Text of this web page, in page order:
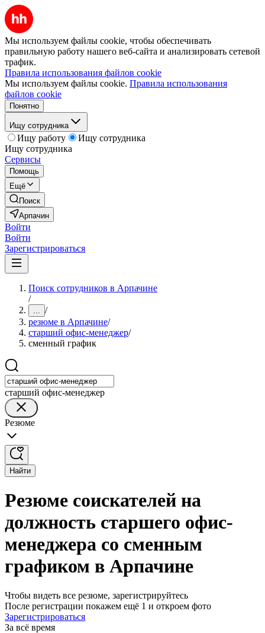
Мы используем файлы cookie, чтобы обеспечивать
правильную работу нашего веб-сайта и анализировать сетевой
трафик.
Правила использования файлов cookie
Мы используем файлы cookie. Правила использования
файлов cookie
Понятно
Ищу сотрудника
Ищу работу
Ищу сотрудника
Ищу сотрудника
Сервисы
Помощь
Ещё
Поиск
Арпачин
Войти
Войти
Зарегистрироваться
Поиск сотрудников в Арпачине
/
... /
резюме в Арпачине/
старший офис-менеджер/
сменный график
старший офис-менеджер
Резюме
Найти
Резюме соискателей на
должность старшего офис-
менеджера со сменным
графиком в Арпачине
Чтобы видеть все резюме, зарегистрируйтесь
После регистрации покажем ещё 1 и откроем фото
Зарегистрироваться
За всё время